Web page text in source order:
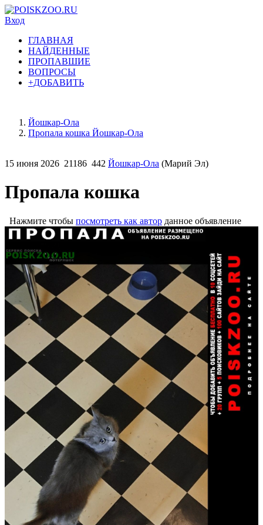
Вход
ГЛАВНАЯ
НАЙДЕННЫЕ
ПРОПАВШИЕ
ВОПРОСЫ
+ДОБАВИТЬ
Йошкар-Ола
Пропала кошка Йошкар-Ола
15 июня 2026 21186 442 Йошкар-Ола (Марий Эл)
Пропала кошка
Нажмите чтобы посмотреть как автор данное объявление